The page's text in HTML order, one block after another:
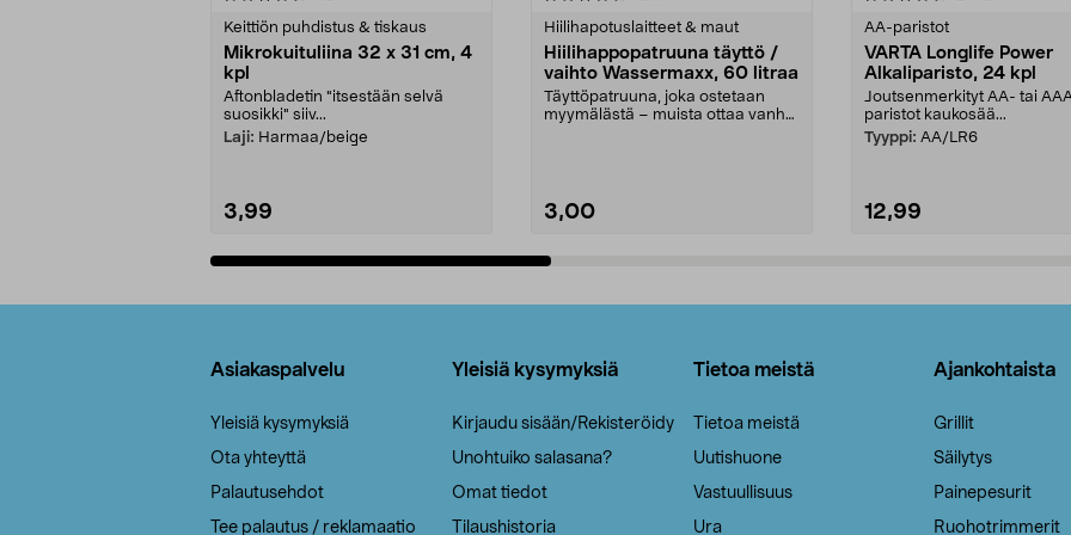
Keittiön puhdistus & tiskaus
Mikrokuituliina 32 x 31 cm, 4
kpl
Aftonbladetin "itsestään selvä
suosikki" siiv...
Laji: Harmaa/beige
3,99
Hiilihapotuslaitteet & maut
Hiilihappopatruuna täyttö /
vaihto Wassermaxx, 60 litraa
Täyttöpatruuna, joka ostetaan
myymälästä – muista ottaa vanha
3,00
AA-paristot
VARTA Longlife Power
Alkaliparisto, 24 kpl
Joutsenmerkityt AA- tai
paristot kaukosää...
Tyyppi: AA/LR6
12,99
Asiakaspalvelu
Yleisiä kysymyksiä
Ota yhteyttä
Palautusehdot
Tee palautus / reklamaatio
Yleisiä kysymyksiä
Kirjaudu sisään/Rekisteröidy
Unohtuiko salasana?
Omat tiedot
Tilaushistoria
Tietoa meistä
Tietoa meistä
Uutishuone
Vastuullisuus
Ura
Ajankohtaista
Grillit
Säilytys
Painepesurit
Ruohotrimmerit